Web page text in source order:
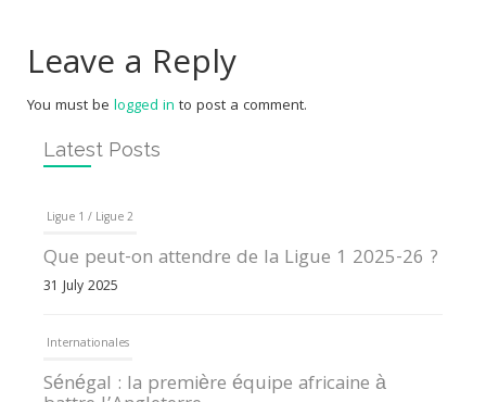
Leave a Reply
You must be logged in to post a comment.
Latest Posts
Ligue 1 / Ligue 2
Que peut-on attendre de la Ligue 1 2025-26 ?
31 July 2025
Internationales
Sénégal : la première équipe africaine à